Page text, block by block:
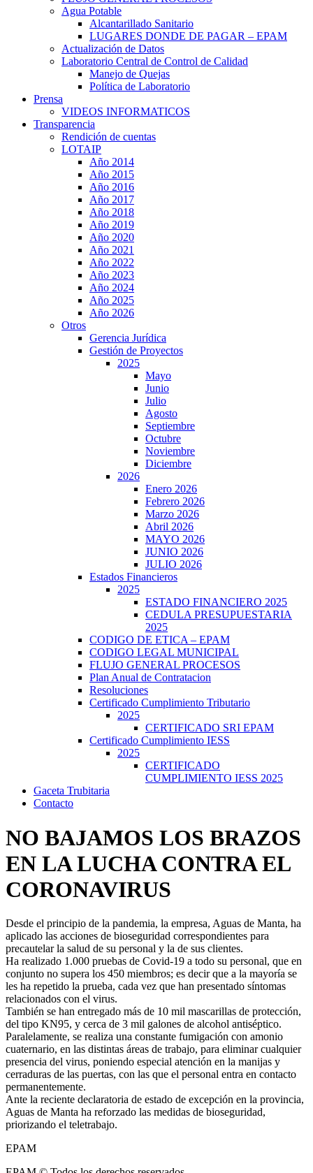
Agua Potable
Alcantarillado Sanitario
LUGARES DONDE DE PAGAR – EPAM
Actualización de Datos
Laboratorio Central de Control de Calidad
Manejo de Quejas
Política de Laboratorio
Prensa
VIDEOS INFORMATICOS
Transparencia
Rendición de cuentas
LOTAIP
Año 2014
Año 2015
Año 2016
Año 2017
Año 2018
Año 2019
Año 2020
Año 2021
Año 2022
Año 2023
Año 2024
Año 2025
Año 2026
Otros
Gerencia Jurídica
Gestión de Proyectos
2025
Mayo
Junio
Julio
Agosto
Septiembre
Octubre
Noviembre
Diciembre
2026
Enero 2026
Febrero 2026
Marzo 2026
Abril 2026
MAYO 2026
JUNIO 2026
JULIO 2026
Estados Financieros
2025
ESTADO FINANCIERO 2025
CEDULA PRESUPUESTARIA
2025
CODIGO DE ETICA – EPAM
CODIGO LEGAL MUNICIPAL
FLUJO GENERAL PROCESOS
Plan Anual de Contratacion
Resoluciones
Certificado Cumplimiento Tributario
2025
CERTIFICADO SRI EPAM
Certificado Cumplimiento IESS
2025
CERTIFICADO
CUMPLIMIENTO IESS 2025
Gaceta Trubitaria
Contacto
NO BAJAMOS LOS BRAZOS
EN LA LUCHA CONTRA EL
CORONAVIRUS
Desde el principio de la pandemia, la empresa, Aguas de Manta, ha
aplicado las acciones de bioseguridad correspondientes para
precautelar la salud de su personal y la de sus clientes.
Ha realizado 1.000 pruebas de Covid-19 a todo su personal, que en
conjunto no supera los 450 miembros; es decir que a la mayoría se
les ha repetido la prueba, cada vez que han presentado síntomas
relacionados con el virus.
También se han entregado más de 10 mil mascarillas de protección,
del tipo KN95, y cerca de 3 mil galones de alcohol antiséptico.
Paralelamente, se realiza una constante fumigación con amonio
cuaternario, en las distintas áreas de trabajo, para eliminar cualquier
presencia del virus, poniendo especial atención en la manijas y
cerraduras de las puertas, con las que el personal entra en contacto
permanentemente.
Ante la reciente declaratoria de estado de excepción en la provincia,
Aguas de Manta ha reforzado las medidas de bioseguridad,
priorizando el teletrabajo.
EPAM